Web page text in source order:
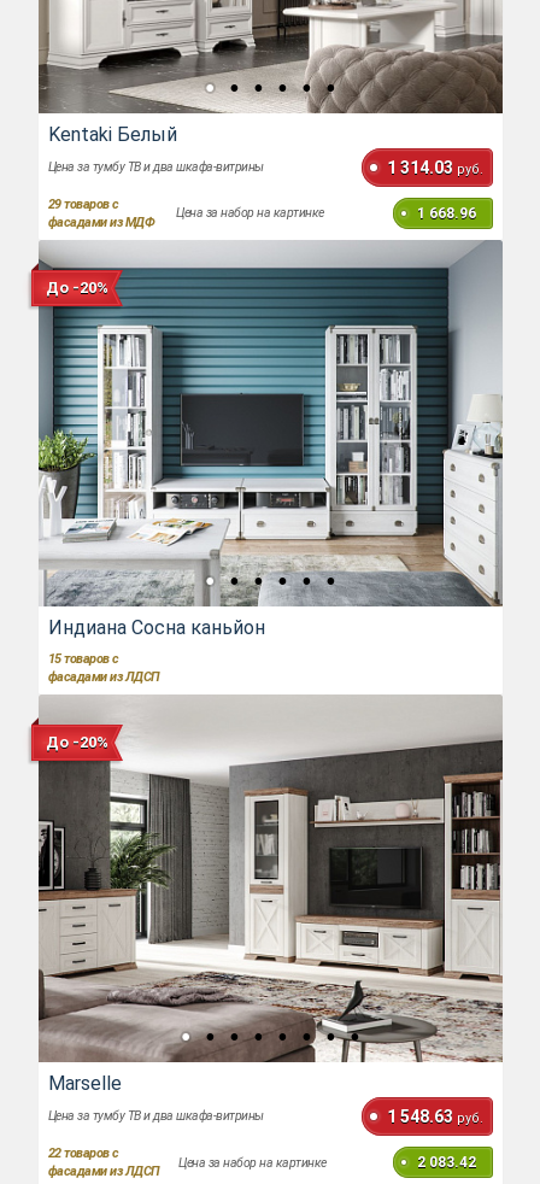
Kentaki Белый
Цена за тумбу ТВ и два шкафа-витрины 1 314.03 руб.
29товаров с
фасадами из МДФ
Цена за набор на картинке 1 668.96
До -20%
Индиана Сосна каньйон
15товаров с
фасадами из ЛДСП
До -20%
Marselle
Цена за тумбу ТВ и два шкафа-витрины 1 548.63 руб.
22товаров с
фасадами из ЛДСП
Цена за набор на картинке 2 083.42